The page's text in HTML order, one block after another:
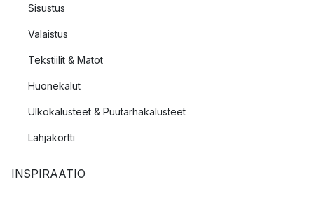
Sisustus
Valaistus
Tekstiilit & Matot
Huonekalut
Ulkokalusteet & Puutarhakalusteet
Lahjakortti
INSPIRAATIO